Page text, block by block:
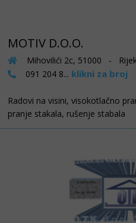
MOTIV D.O.O.
Mihovilići 2c, 51000 -
091 204 8... klikni za broj
Radovi na visini, visokotlačno
pranje stakala, rušenje stabala